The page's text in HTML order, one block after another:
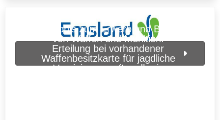
Erlaubnis zum Erwerb und Besitz
von Waffen und Munition:
Erteilung bei vorhandener
Waffenbesitzkarte für jagdliche
Vereinigungen (Landkreis